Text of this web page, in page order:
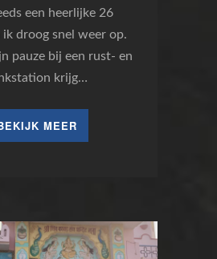
een heerlijke 26
ik droog snel weer op.
pauze bij een rust- en
krijg…
MEER